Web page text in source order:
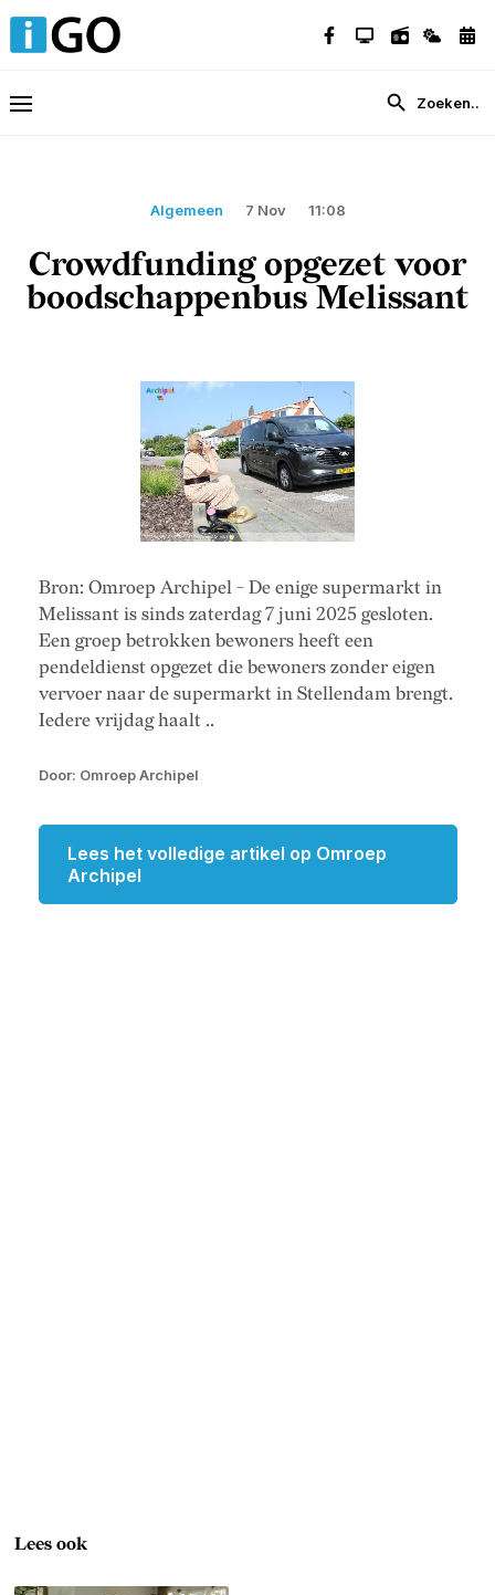
Algemeen 7 Nov 11:08
Crowdfunding opgezet voor
boodschappenbus Melissant
Bron: Omroep Archipel - De enige supermarkt in
Melissant is sinds zaterdag 7 juni 2025 gesloten.
Een groep betrokken bewoners heeft een
pendeldienst opgezet die bewoners zonder eigen
vervoer naar de supermarkt in Stellendam brengt.
Iedere vrijdag haalt ..
Door: Omroep Archipel
Lees het volledige artikel op Omroep
Archipel
Lees ook